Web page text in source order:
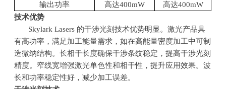
输出功率
高达400mW 高达400mW
技术优势
Skylark Lasers 的干涉光刻技术优势明显。激光产品具
有高功率，满足加工能量需求，如在高能量密度加工中可制
造微纳结构。长相干长度确保干涉条纹稳定，提高干涉光刻
精度。窄线宽增强激光单色性和相干性，提升应用效果。波
长和功率稳定性好，减少加工误差。